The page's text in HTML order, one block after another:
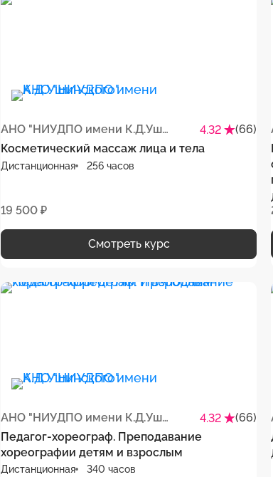
АНО "НИУДПО имени К.Д.Ушинского" 4.32
(66)
Косметический массаж лица и тела
Дистанционная 256 часов
19 500 ₽
Смотреть курс
АНО "НИУДПО имени К.Д.Ушинского" 4.32
(66)
Педагог-хореограф. Преподавание
хореографии детям и взрослым
Дистанционная 340 часов